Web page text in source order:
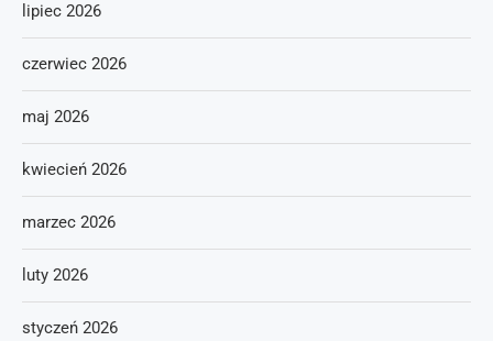
lipiec 2026
czerwiec 2026
maj 2026
kwiecień 2026
marzec 2026
luty 2026
styczeń 2026